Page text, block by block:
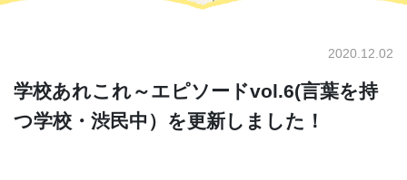
2020.12.02
学校あれこれ～エピソードvol.6(言葉を持
つ学校・渋民中）を更新しました！